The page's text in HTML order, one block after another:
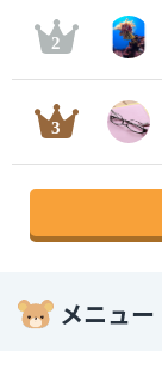
メニュー